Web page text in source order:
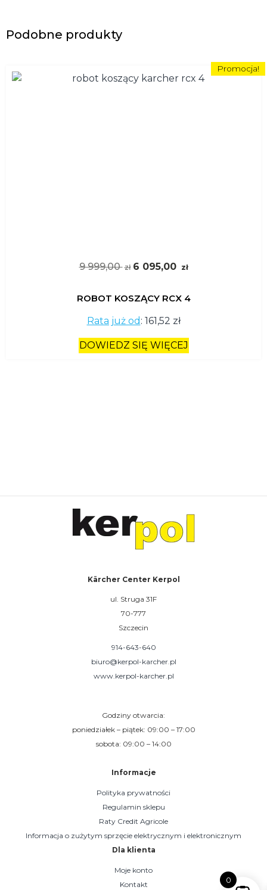
Podobne produkty
Promocja!
9 999,00 zł 6 095,00 zł
ROBOT KOSZĄCY RCX 4
Rata już od : 161,52 zł
DOWIEDZ SIĘ WIĘCEJ
Kärcher Center Kerpol
ul. Struga 31F
70-777
Szczecin
914-643-640
biuro@kerpol-karcher.pl
www.kerpol-karcher.pl
Godziny otwarcia:
poniedziałek – piątek: 09:00 – 17:00
sobota: 09:00 – 14:00
Informacje
Polityka prywatności
Regulamin sklepu
Raty Credit Agricole
Informacja o zużytym sprzęcie elektrycznym i elektronicznym
Dla klienta
Moje konto
Kontakt
0